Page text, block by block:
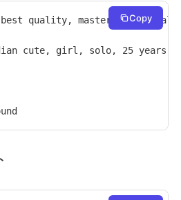
best quality, masterpiece,
cute, girl, solo, 25 years
Copy